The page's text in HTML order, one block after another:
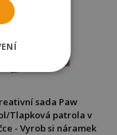
sada Paw
Tlapková patrola v
- Vyrob si náramek